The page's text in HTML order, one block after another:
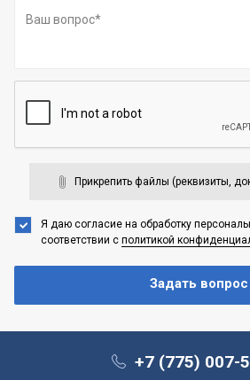
Прикрепить файлы (реквизиты,
Я даю согласие на обработку
соответствии с политикой
+7 (775) 007-